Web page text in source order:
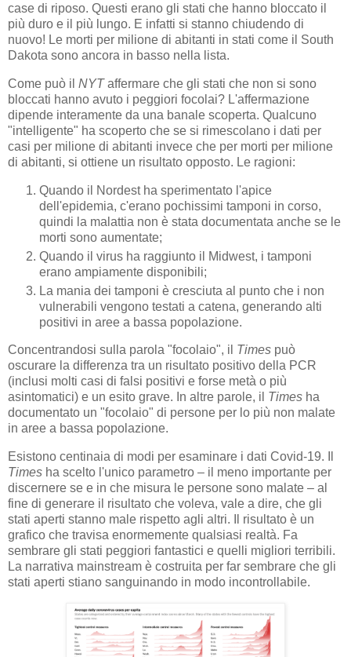
case di riposo. Questi erano gli stati che hanno bloccato il
più duro e il più lungo. E infatti si stanno chiudendo di
nuovo! Le morti per milione di abitanti in stati come il South
Dakota sono ancora in basso nella lista.
Come può il NYTaffermare che gli stati che non si sono
bloccati hanno avuto i peggiori focolai? L'affermazione
dipende interamente da una banale scoperta. Qualcuno
"intelligente" ha scoperto che se si rimescolano i dati per
casi per milione di abitanti invece che per morti per milione
di abitanti, si ottiene un risultato opposto. Le ragioni:
Quando il Nordest ha sperimentato l'apice
dell'epidemia, c'erano pochissimi tamponi in corso,
quindi la malattia non è stata documentata anche se le
morti sono aumentate;
Quando il virus ha raggiunto il Midwest, i tamponi
erano ampiamente disponibili;
La mania dei tamponi è cresciuta al punto che i non
vulnerabili vengono testati a catena, generando alti
positivi in ​​aree a bassa popolazione.
Concentrandosi sulla parola "focolaio", il Times può
oscurare la differenza tra un risultato positivo della PCR
(inclusi molti casi di falsi positivi e forse metà o più
asintomatici) e un esito grave. In altre parole, il
Times ha
documentato un "focolaio" di persone per lo più non malate
in aree a bassa popolazione.
Esistono centinaia di modi per esaminare i dati Covid-19. Il
Times ha scelto l'unico parametro – il meno importante per
discernere se e in che misura le persone sono malate – al
fine di generare il risultato che voleva, vale a dire, che gli
stati aperti stanno male rispetto agli altri. Il risultato è un
grafico che travisa enormemente qualsiasi realtà. Fa
sembrare gli stati peggiori fantastici e quelli migliori terribili.
La narrativa mainstream è costruita per far sembrare che gli
stati aperti stiano sanguinando in modo incontrollabile.